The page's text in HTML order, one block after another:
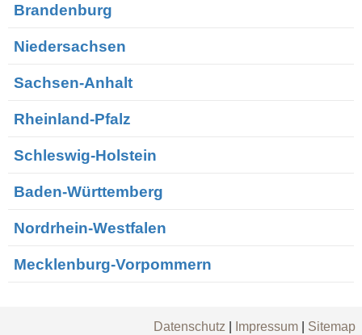
Brandenburg
Niedersachsen
Sachsen-Anhalt
Rheinland-Pfalz
Schleswig-Holstein
Baden-Württemberg
Nordrhein-Westfalen
Mecklenburg-Vorpommern
Datenschutz Impressum Sitemap